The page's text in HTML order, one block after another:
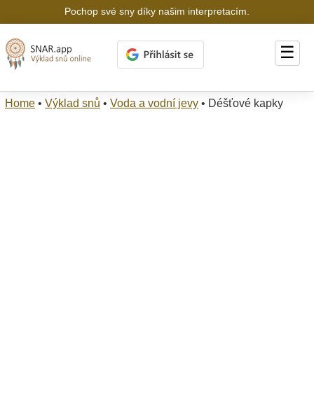
Pochop své sny díky našim interpretacím.
☰
Home • Výklad snů • Voda a vodní jevy • Déšťové kapky